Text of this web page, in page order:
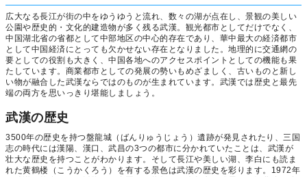
広大なる長江が街の中をゆうゆうと流れ、数々の湖が点在し、景観の美しい
公園や歴史的・文化的建造物が多く残る武漢。観光都市としてだけでなく、
中国湖北省の省都として中部地区の中心的存在であり、華中最大の経済都市
として中国経済にとっても欠かせない存在となりました。地理的に交通網の
要としての役割も大きく、中国各地へのアクセスポイントとしての機能も果
たしています。商業都市としての発展の勢いもめざましく、古いものと新し
い物が融合した武漢ならではのものが生まれています。武漢では歴史と最先
端の両方を思いっきり堪能しましょう。
武漢の歴史
3500年の歴史を持つ盤龍城（ばんりゅうじょう）遺跡が発見されたり、三国
志の時代には漢陽、漢口、武昌の3つの都市に分かれていたことは、武漢が
壮大な歴史を持つことがわかります。そして長江や美しい湖、李白にも読ま
れた黄鶴楼（こうかくろう）を有する景色は武漢の歴史を彩ります。1972年